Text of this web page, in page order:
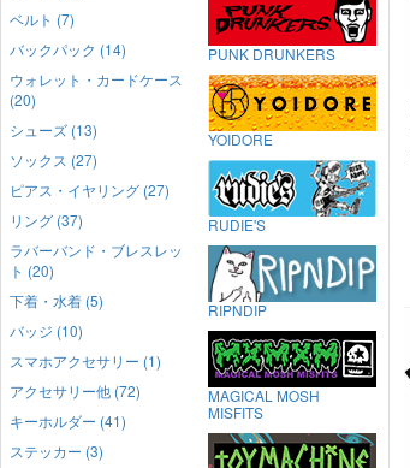
ベルト (7)
バックパック (14)
ウォレット・カードケース
(20)
シューズ (13)
ソックス (27)
ピアス・イヤリング (27)
リング (37)
ラバーバンド・ブレスレッ
ト (20)
下着・水着 (5)
バッジ (10)
スマホアクセサリー (1)
アクセサリー他 (72)
キーホルダー (41)
ステッカー (3)
PUNK DRUNKERS
YOIDORE
RUDIE'S
RIPNDIP
MAGICAL MOSH
MISFITS